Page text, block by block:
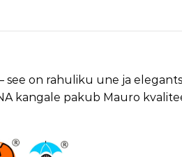
on rahuliku une ja
kangale pakub Mauro